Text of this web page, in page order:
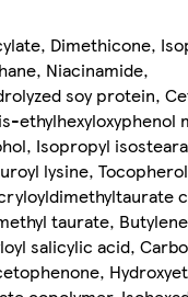
Dimethicone,
Niacinamide,
soy protein,
ethylhexyloxyphenol
Isopropyl
lysine,
taurate,
salicylic acid,